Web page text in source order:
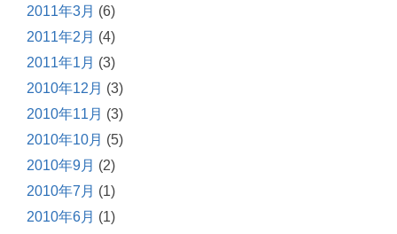
2011年3月 (6)
2011年2月 (4)
2011年1月 (3)
2010年12月 (3)
2010年11月 (3)
2010年10月 (5)
2010年9月 (2)
2010年7月 (1)
2010年6月 (1)